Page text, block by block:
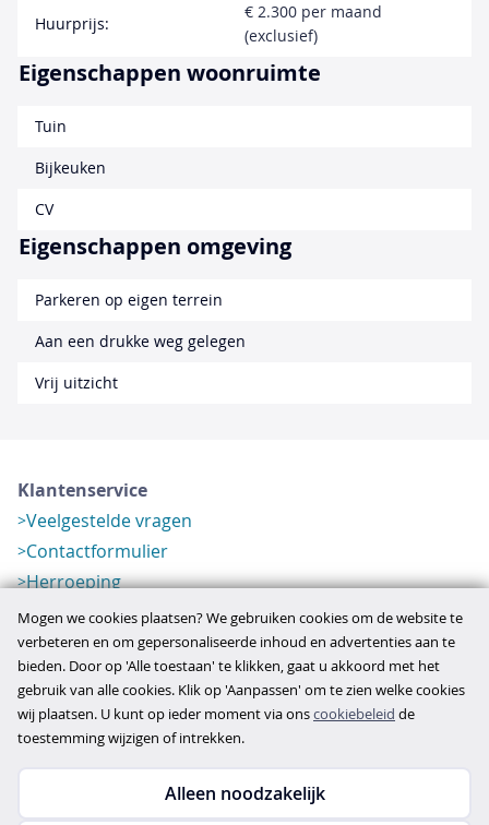
Huurprijs:
€ 2.300 per maand
(exclusief)
Eigenschappen woonruimte
Tuin
Bijkeuken
CV
Eigenschappen omgeving
Parkeren op eigen terrein
Aan een drukke weg gelegen
Vrij uitzicht
Klantenservice
Veelgestelde vragen
Contactformulier
Herroeping
Over ons
Bedrijfsgegevens
Werkwijze
Overzichten
Verlopen aanbod
Copyright © 2026
Mogen we cookies plaatsen? We gebruiken cookies om de website te
verbeteren en om gepersonaliseerde inhoud en advertenties aan te
bieden. Door op 'Alle toestaan' te klikken, gaat u akkoord met het
gebruik van alle cookies. Klik op 'Aanpassen' om te zien welke cookies
wij plaatsen. U kunt op ieder moment via onscookiebeleid de
toestemming wijzigen of intrekken.
Alleen noodzakelijk